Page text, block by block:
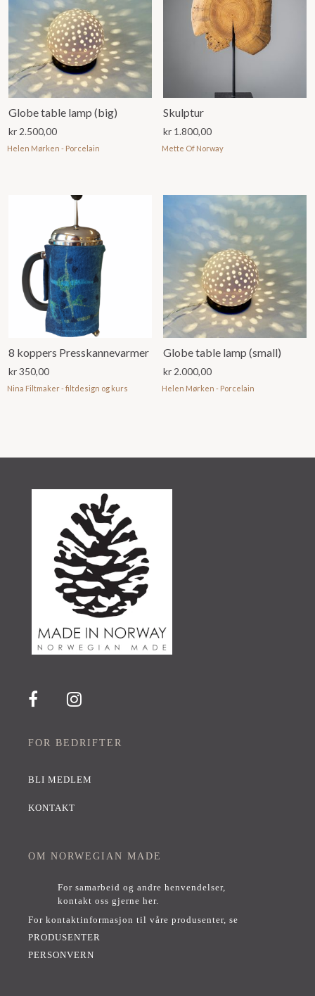
Globe table lamp (big)
kr 2.500,00
Helen Mørken - Porcelain
Skulptur
kr 1.800,00
Mette Of Norway
8 koppers Presskannevarmer
kr350,00
Nina Filtmaker - filtdesign og kurs
Globe table lamp (small)
kr2.000,00
Helen Mørken - Porcelain
FOR BEDRIFTER
BLI MEDLEM
KONTAKT
OM NORWEGIAN MADE
For samarbeid og andre henvendelser,
kontakt oss gjerne her.
For kontaktinformasjon til våre produsenter, se
PRODUSENTER
PERSONVERN